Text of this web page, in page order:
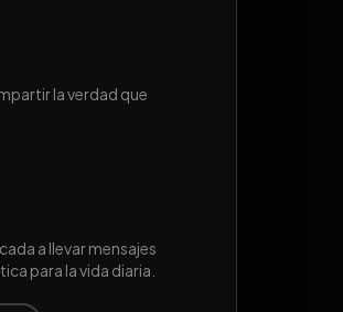
la verdad que
a llevar mensajes
para la vida diaria.